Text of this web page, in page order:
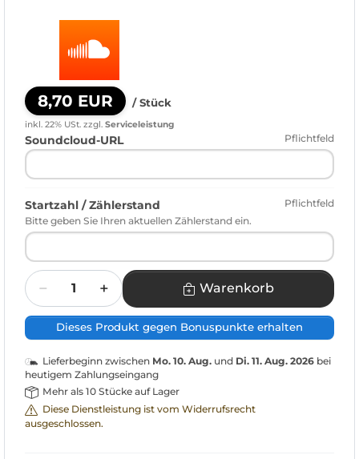
8,70 EUR / Stück
inkl. 22% USt. zzgl. Serviceleistung
Soundcloud-URL Pflichtfeld
Startzahl / Zählerstand
Pflichtfeld
Bitte geben Sie Ihren aktuellen Zählerstand ein.
Menge
Warenkorb
Dieses Produkt gegen Bonuspunkte erhalten
Lieferbeginn zwischen Mo. 10. Aug. und Di. 11. Aug. 2026 bei
heutigem Zahlungseingang
Mehr als 10 Stücke auf Lager
Diese Dienstleistung ist vom Widerrufsrecht
ausgeschlossen.